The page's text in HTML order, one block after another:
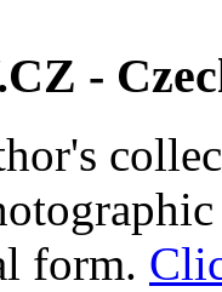
-
form.